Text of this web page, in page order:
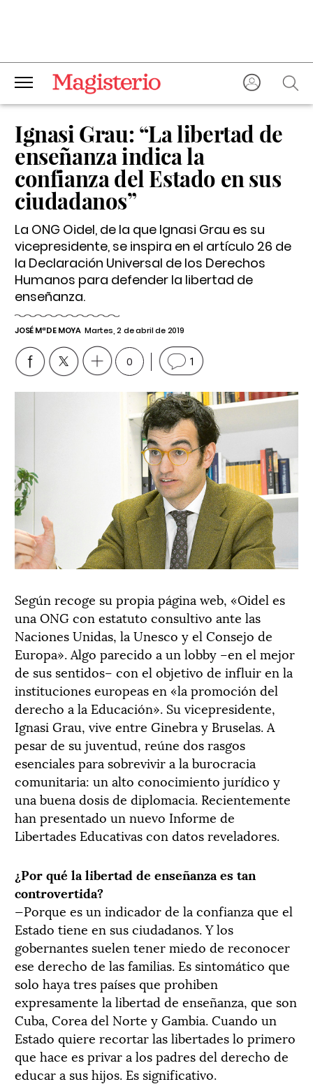
Ignasi Grau: “La libertad de
enseñanza indica la
confianza del Estado en sus
ciudadanos”
La ONG Oidel, de la que Ignasi Grau es su
vicepresidente, se inspira en el artículo 26 de
la Declaración Universal de los Derechos
Humanos para defender la libertad de
enseñanza.
JOSÉ Mª DE MOYA Martes, 2 de abril de 2019
0 1
Según recoge su propia página web, «Oidel es
una ONG con estatuto consultivo ante las
Naciones Unidas, la Unesco y el Consejo de
Europa». Algo parecido a un lobby –en el mejor
de sus sentidos– con el objetivo de influir en la
instituciones europeas en «la promoción del
derecho a la Educación». Su vicepresidente,
Ignasi Grau, vive entre Ginebra y Bruselas. A
pesar de su juventud, reúne dos rasgos
esenciales para sobrevivir a la burocracia
comunitaria: un alto conocimiento jurídico y
una buena dosis de diplomacia. Recientemente
han presentado un nuevo Informe de
Libertades Educativas con datos reveladores.
¿Por qué la libertad de enseñanza es tan
controvertida?
—Porque es un indicador de la confianza que el
Estado tiene en sus ciudadanos. Y los
gobernantes suelen tener miedo de reconocer
ese derecho de las familias. Es sintomático que
solo haya tres países que prohiben
expresamente la libertad de enseñanza, que son
Cuba, Corea del Norte y Gambia. Cuando un
Estado quiere recortar las libertades lo primero
que hace es privar a los padres del derecho de
educar a sus hijos. Es significativo.